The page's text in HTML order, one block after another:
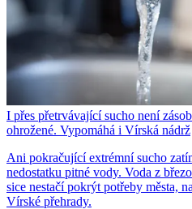
I přes přetrvávající sucho není
ohrožené. Vypomáhá i Vírská nádrž
Ani pokračující extrémní sucho
nedostatku pitné vody. Voda z
sice nestačí pokrýt potřeby města,
Vírské přehrady.